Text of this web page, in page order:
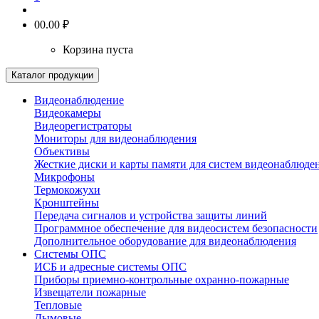
00.00 ₽
Корзина пуста
Каталог продукции
Видеонаблюдение
Видеокамеры
Видеорегистраторы
Мониторы для видеонаблюдения
Объективы
Жесткие диски и карты памяти для систем
Микрофоны
Термокожухи
Кронштейны
Передача сигналов и устройства защиты линий
Программное обеспечение для видеосистем безопасности
Дополнительное оборудование для видеонаблюдения
Системы ОПС
ИСБ и адресные системы ОПС
Приборы приемно-контрольные охранно-пожарные
Извещатели пожарные
Тепловые